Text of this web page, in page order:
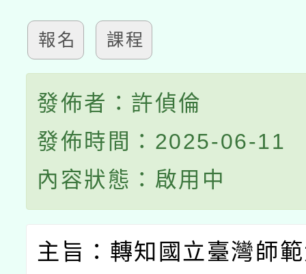
報名 課程
發佈者：許偵倫
發佈時間：2025-06-11
內容狀態：啟用中
主旨：轉知國立臺灣師